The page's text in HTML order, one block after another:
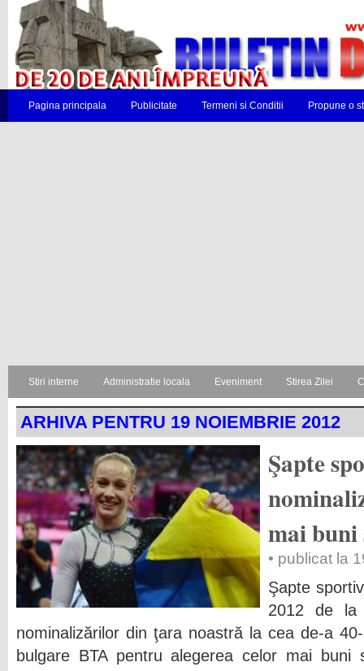
Pagina principala Publicitate Termeni si Conditii Propune o
Stiri interne Administratie locala Eveniment Stirea Zilei
ARHIVA PENTRU 19 NOIEMBRIE 2012
Şapte
mai
• publicat la
Şapte
2012 de la
nominalizărilor din ţara noastră la cea de-a
bulgare BTA pentru alegerea celor mai buni